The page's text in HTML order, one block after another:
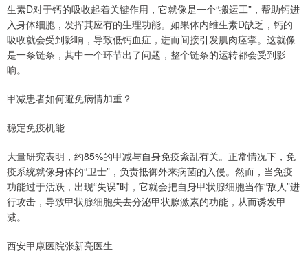
生素D对于钙的吸收起着关键作用，它就像是一个“搬运工”，帮助钙进
入身体细胞，发挥其应有的生理功能。如果体内维生素D缺乏，钙的
吸收就会受到影响，导致低钙血症，进而间接引发肌肉痉挛。这就像
是一条链条，其中一个环节出了问题，整个链条的运转都会受到影
响。
甲减患者如何避免病情加重？
稳定免疫机能
大量研究表明，约85%的甲减与自身免疫紊乱有关。正常情况下，免
疫系统就像身体的“卫士”，负责抵御外来病菌的入侵。然而，当免疫
功能过于活跃，出现“失误”时，它就会把自身甲状腺细胞当作“敌人”进
行攻击，导致甲状腺细胞失去分泌甲状腺激素的功能，从而诱发甲
减。
西安甲康医院张新亮医生